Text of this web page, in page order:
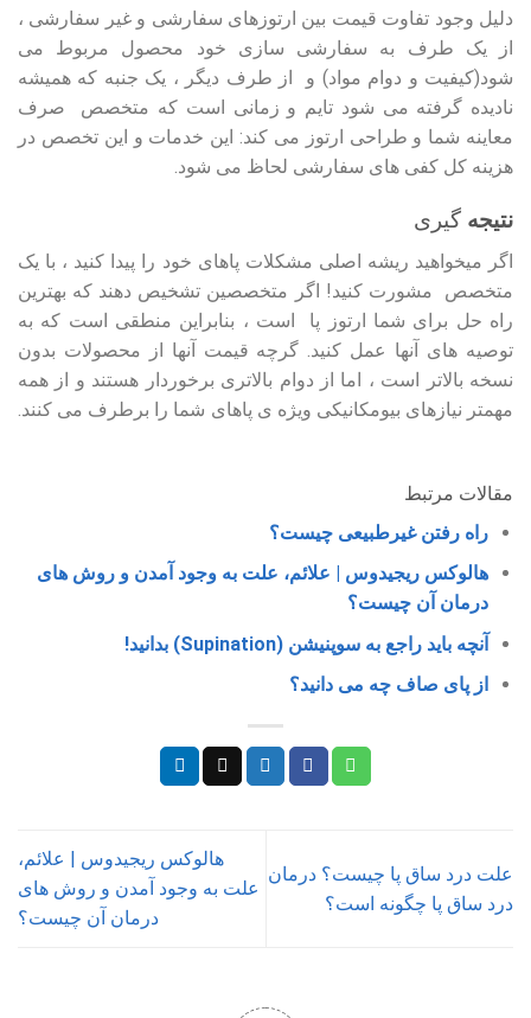
دلیل وجود تفاوت قیمت بین ارتوزهای سفارشی و غیر سفارشی ،
از یک طرف به سفارشی سازی خود محصول مربوط می
شود(کیفیت و دوام مواد) و از طرف دیگر ، یک جنبه که همیشه
نادیده گرفته می شود ‌تایم و زمانی است که متخصص ‌ صرف
معاینه شما و طراحی ارتوز می کند: این خدمات و این تخصص در
هزینه کل کفی های سفارشی لحاظ می شود.
نتیجه گیری
اگر میخواهید ریشه اصلی مشکلات پاهای خود را پیدا کنید ، با یک
متخصص ‌ مشورت کنید! اگر متخصصین تشخیص دهند که بهترین
راه حل برای شما ارتوز پا ‌ است ، بنابراین منطقی است که به
توصیه های آنها عمل کنید. گرچه قیمت آنها از محصولات بدون
نسخه بالاتر است ، اما از دوام بالاتری برخوردار هستند و از همه
مهمتر نیازهای بیومکانیکی ویژه ی پاهای شما را برطرف می کنند.
مقالات مرتبط
راه رفتن غیرطبیعی چیست؟
هالوکس ریجیدوس | علائم، علت به وجود آمدن و روش های
درمان آن چیست؟
آنچه باید راجع به سوپنیشن (Supination) بدانید!
از پای صاف چه می دانید؟
علت درد ساق پا چیست؟ درمان
درد ساق پا چگونه است؟
هالوکس ریجیدوس | علائم،
علت به وجود آمدن و روش های
درمان آن چیست؟